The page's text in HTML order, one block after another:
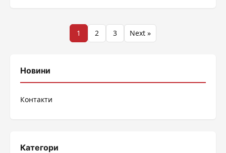
публикациите
1 2 3 Next »
Новини
Контакти
Категори